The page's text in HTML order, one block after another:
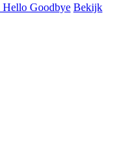
Hello Goodbye Bekijk